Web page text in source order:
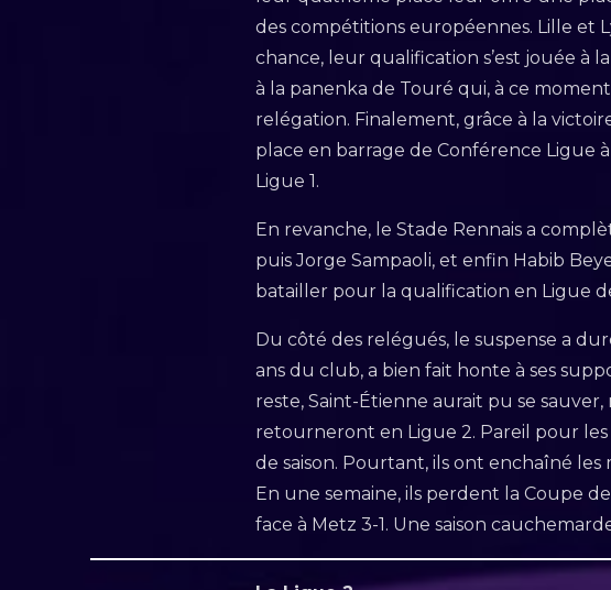
des compétitions européennes. Lille et
chance, leur qualification s’est jouée
à la panenka de Touré qui, à ce
relégation. Finalement, grâce à la
place en barrage de Conférence Ligue
Ligue 1.
En revanche, le Stade Rennais a
puis Jorge Sampaoli, et enfin Habib
batailler pour la qualification en Ligue
Du côté des relégués, le suspense a
ans du club, a bien fait honte à ses
reste, Saint-Étienne aurait pu se
retourneront en Ligue 2. Pareil pour
de saison. Pourtant, ils ont enchaîné
En une semaine, ils perdent la Coupe
face à Metz 3-1. Une saison